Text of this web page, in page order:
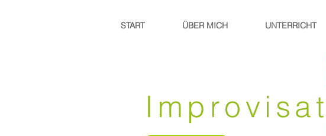
START ÜBER MICH UNTERRICHT